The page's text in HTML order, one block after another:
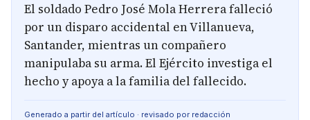
El soldado Pedro José Mola Herrera falleció
por un disparo accidental en Villanueva,
Santander, mientras un compañero
manipulaba su arma. El Ejército investiga el
hecho y apoya a la familia del fallecido.
Generado a partir del artículo · revisado por redacción